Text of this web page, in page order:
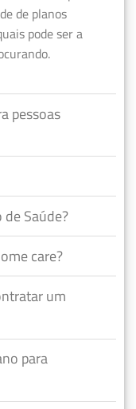
de planos
pode ser a
pessoas
Saúde?
care?
um
para